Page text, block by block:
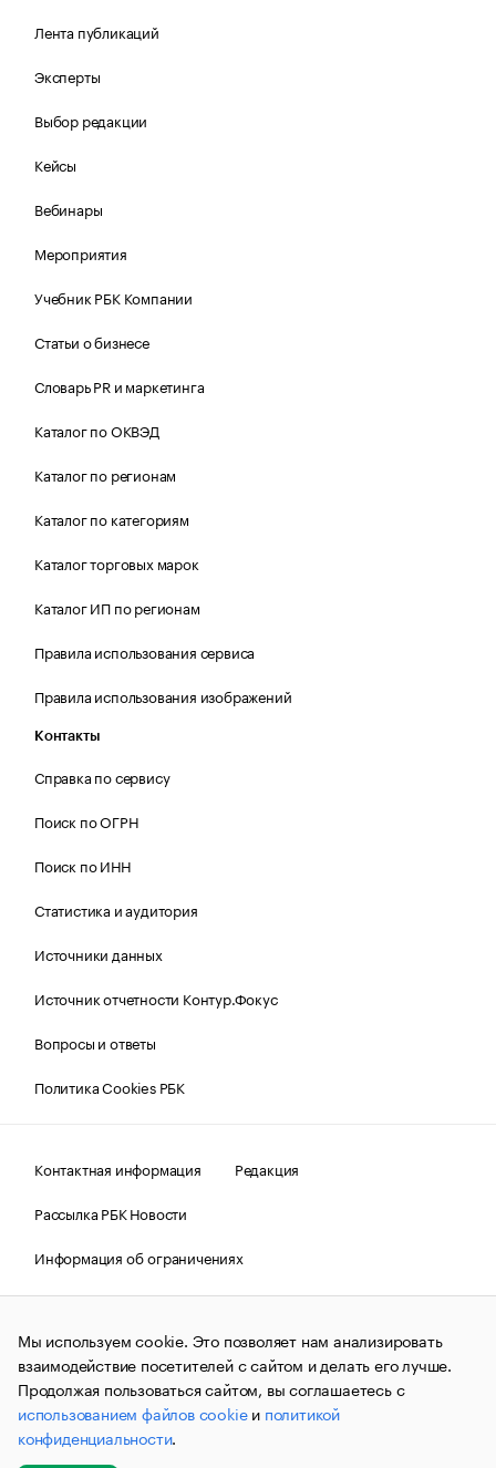
Лента публикаций
Эксперты
Выбор редакции
Кейсы
Вебинары
Мероприятия
Учебник РБК Компании
Статьи о бизнесе
Словарь PR и маркетинга
Каталог по ОКВЭД
Каталог по регионам
Каталог по категориям
Каталог торговых марок
Каталог ИП по регионам
Правила использования сервиса
Правила использования изображений
Контакты
Справка по сервису
Поиск по ОГРН
Поиск по ИНН
Статистика и аудитория
Источники данных
Источник отчетности Контур.Фокус
Вопросы и ответы
Политика Cookies РБК
Контактная информация
Редакция
Рассылка РБК Новости
Информация об ограничениях
Правовая информация
О соблюдении авторских прав
© АО «РОСБИЗНЕСКОНСАЛТИНГ»,1995–2026.Сообщения
и материалы информационного агентства «РБК»
(зарегистрировано Федеральной службой по надзору в сфере
связи, информационных технологий и массовых
коммуникаций (Роскомнадзор) 09.12.2015 за номером ИА
№ФС77-63848) сопровождаются пометкой «РБК». Отдельные
публикации могут содержать информацию,
Мы используем cookie. Это позволяет нам анализировать
взаимодействие посетителей с сайтом и делать его лучше.
Продолжая пользоваться сайтом, вы соглашаетесь с
использованием файлов cookieи политикой
конфиденциальности.